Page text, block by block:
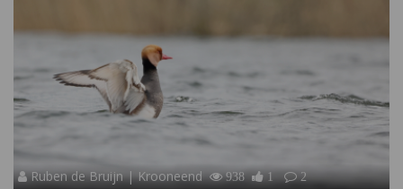
Ruben de Bruijn | Krooneend 938 1 2